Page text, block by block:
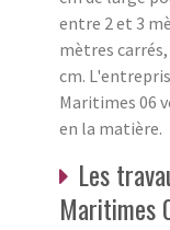
entre 2 et 3
mètres
cm.
Maritimes 06
en la matière.
Les
Maritimes